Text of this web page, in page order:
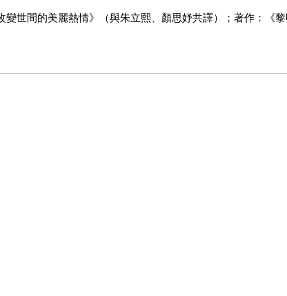
世間的美麗熱情》（與朱立熙、顏思妤共譯）；著作：《